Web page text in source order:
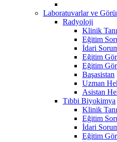
Laboratuvarlar ve
Radyoloji
Klinik
Eğitim
İdari
Eğitim
Eğitim
Başasistan
Uzman
Asistan
Tıbbi Biyokimya
Klinik
Eğitim
İdari
Eğitim